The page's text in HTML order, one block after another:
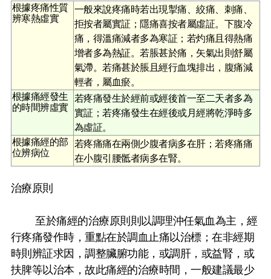
根據疼痛性質
辨寒熱虛實
一般來說疼痛時若出現掣痛、絞痛、刺痛、
拒按者屬實証；隱痛喜按者屬虛証。下腹冷
痛，得溫痛減者多為寒証；若灼痛且得熱痛
增者多為熱証。若脹甚於痛，矢氣出則舒屬
氣滯。若痛甚於脹且經行血塊排出，腹痛減
輕者，屬血瘀。
根據痛經發生
的時間辨虛實
若疼痛發生於經前或經後首一至二天者多為
實証；若疼痛發生在經後或月經將乾淨時多
為虛証。
根據痛經的部
位辨病位
若疼痛痛在兩側少腹者病多在肝；若疼痛痛
在小腹引腰骶者病多在腎。
治療原則
至於痛經的治療原則則以調理沖任氣血為主，經
行疼痛發作時，重點在於調血止痛以治標；在非經期
時則辨証求因，調整臟腑功能，或調肝，或益腎，或
扶脾等以治本，故此痛經的治療時間，一般建議最少